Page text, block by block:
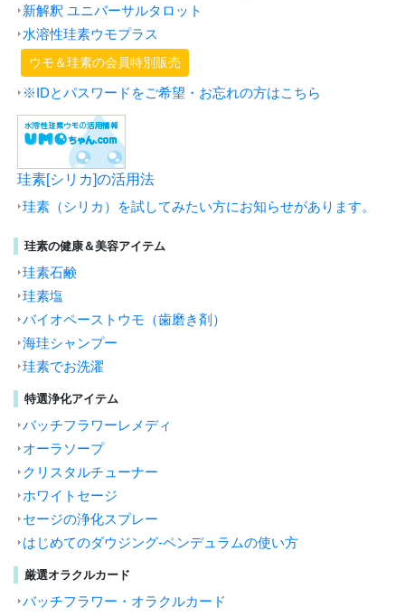
新解釈 ユニバーサルタロット
水溶性珪素ウモプラス
ウモ＆珪素の会員特別販売
※IDとパスワードをご希望・お忘れの方はこちら
珪素[シリカ]の活用法
珪素（シリカ）を試してみたい方にお知らせがあります。
珪素の健康＆美容アイテム
珪素石鹸
珪素塩
バイオペーストウモ（歯磨き剤）
海珪シャンプー
珪素でお洗濯
特選浄化アイテム
バッチフラワーレメディ
オーラソープ
クリスタルチューナー
ホワイトセージ
セージの浄化スプレー
はじめてのダウジング-ペンデュラムの使い方
厳選オラクルカード
バッチフラワー・オラクルカード